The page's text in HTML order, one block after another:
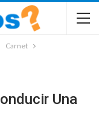
Carnet
Una